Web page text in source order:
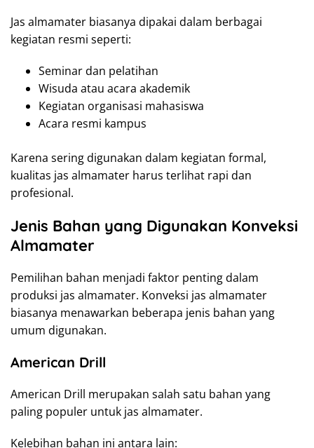
Jas almamater biasanya dipakai dalam berbagai
kegiatan resmi seperti:
Seminar dan pelatihan
Wisuda atau acara akademik
Kegiatan organisasi mahasiswa
Acara resmi kampus
Karena sering digunakan dalam kegiatan formal,
kualitas jas almamater harus terlihat rapi dan
profesional.
Jenis Bahan yang Digunakan Konveksi
Almamater
Pemilihan bahan menjadi faktor penting dalam
produksi jas almamater. Konveksi jas almamater
biasanya menawarkan beberapa jenis bahan yang
umum digunakan.
American Drill
American Drill merupakan salah satu bahan yang
paling populer untuk jas almamater.
Kelebihan bahan ini antara lain: